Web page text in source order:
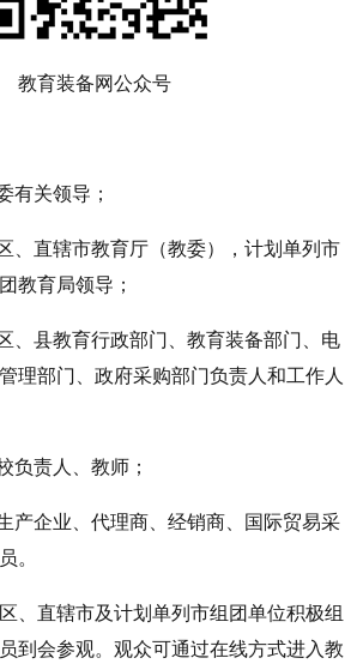
教育装备网公众号
关领导；
直辖市教育厅（教委），计划单列市
教育局领导；
县教育行政部门、教育装备部门、电
理部门、政府采购部门负责人和工作人
责人、教师；
企业、代理商、经销商、国际贸易采
。
直辖市及计划单列市组团单位积极组
到会参观。观众可通过在线方式进入教